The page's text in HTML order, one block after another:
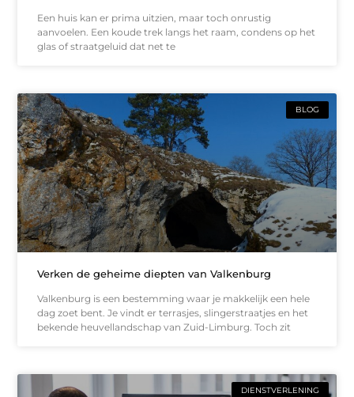
Een huis kan er prima uitzien, maar toch onrustig
aanvoelen. Een koude trek langs het raam, condens op het
glas of straatgeluid dat net te
BLOG
Verken de geheime diepten van Valkenburg
Valkenburg is een bestemming waar je makkelijk een hele
dag zoet bent. Je vindt er terrasjes, slingerstraatjes en het
bekende heuvellandschap van Zuid-Limburg. Toch zit
DIENSTVERLENING